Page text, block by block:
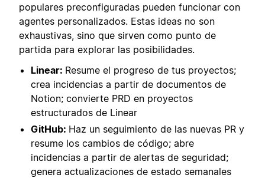
populares preconfiguradas pueden funcionar con
agentes personalizados. Estas ideas no son
exhaustivas, sino que sirven como punto de
partida para explorar las posibilidades.
Linear: Resume el progreso de tus proyectos;
crea incidencias a partir de documentos de
Notion; convierte PRD en proyectos
estructurados de Linear
GitHub: Haz un seguimiento de las nuevas PR y
resume los cambios de código; abre
incidencias a partir de alertas de seguridad;
genera actualizaciones de estado semanales